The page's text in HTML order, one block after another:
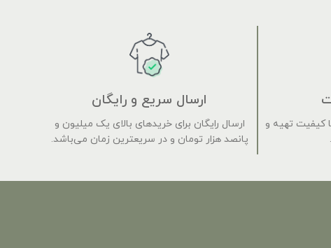
کیفیت تهیه و
ارسال سریع و رایگان
ارسال رایگان برای خریدهای بالای یک میلیون و
پانصد هزار تومان و در سریعترین زمان می‌باشد.